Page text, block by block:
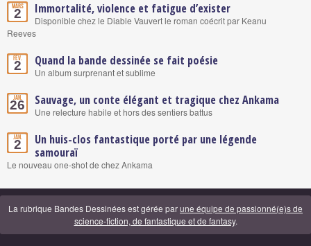
Mars
2 Immortalité, violence et fatigue d’exister
Disponible chez le Diable Vauvert le roman coécrit par Keanu
Reeves
Fév.
2 Quand la bande dessinée se fait poésie
Un album surprenant et sublime
Jan.
26 Sauvage, un conte élégant et tragique chez Ankama
Une relecture habile et hors des sentiers battus
Jan.
2
Un huis-clos fantastique porté par une légende
samouraï
Le nouveau one-shot de chez Ankama
La rubrique Bandes Dessinées est gérée parune équipe de passionné(e)s de
science-fiction, de fantastique et de fantasy.